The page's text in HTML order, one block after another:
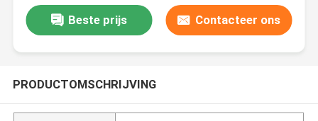
Beste prijs Contacteer ons
PRODUCTOMSCHRIJVING